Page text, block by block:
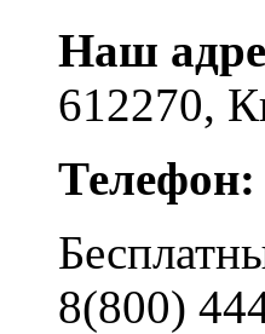
Наш
612270,
Телефон:
8(800)